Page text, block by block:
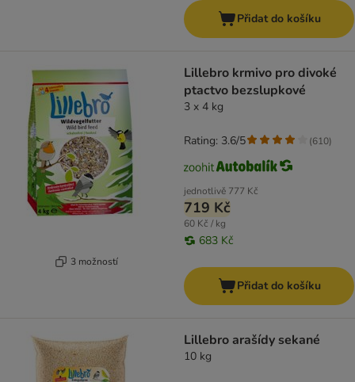
Přidat do košíku
3 možností
Lillebro krmivo pro divoké
ptactvo bezslupkové
3 x 4 kg
jednotlivě 777 Kč
719 Kč
60 Kč / kg
683 Kč
Rating: 3.6/5 (610)
Přidat do košíku
Lillebro arašídy sekané
10 kg